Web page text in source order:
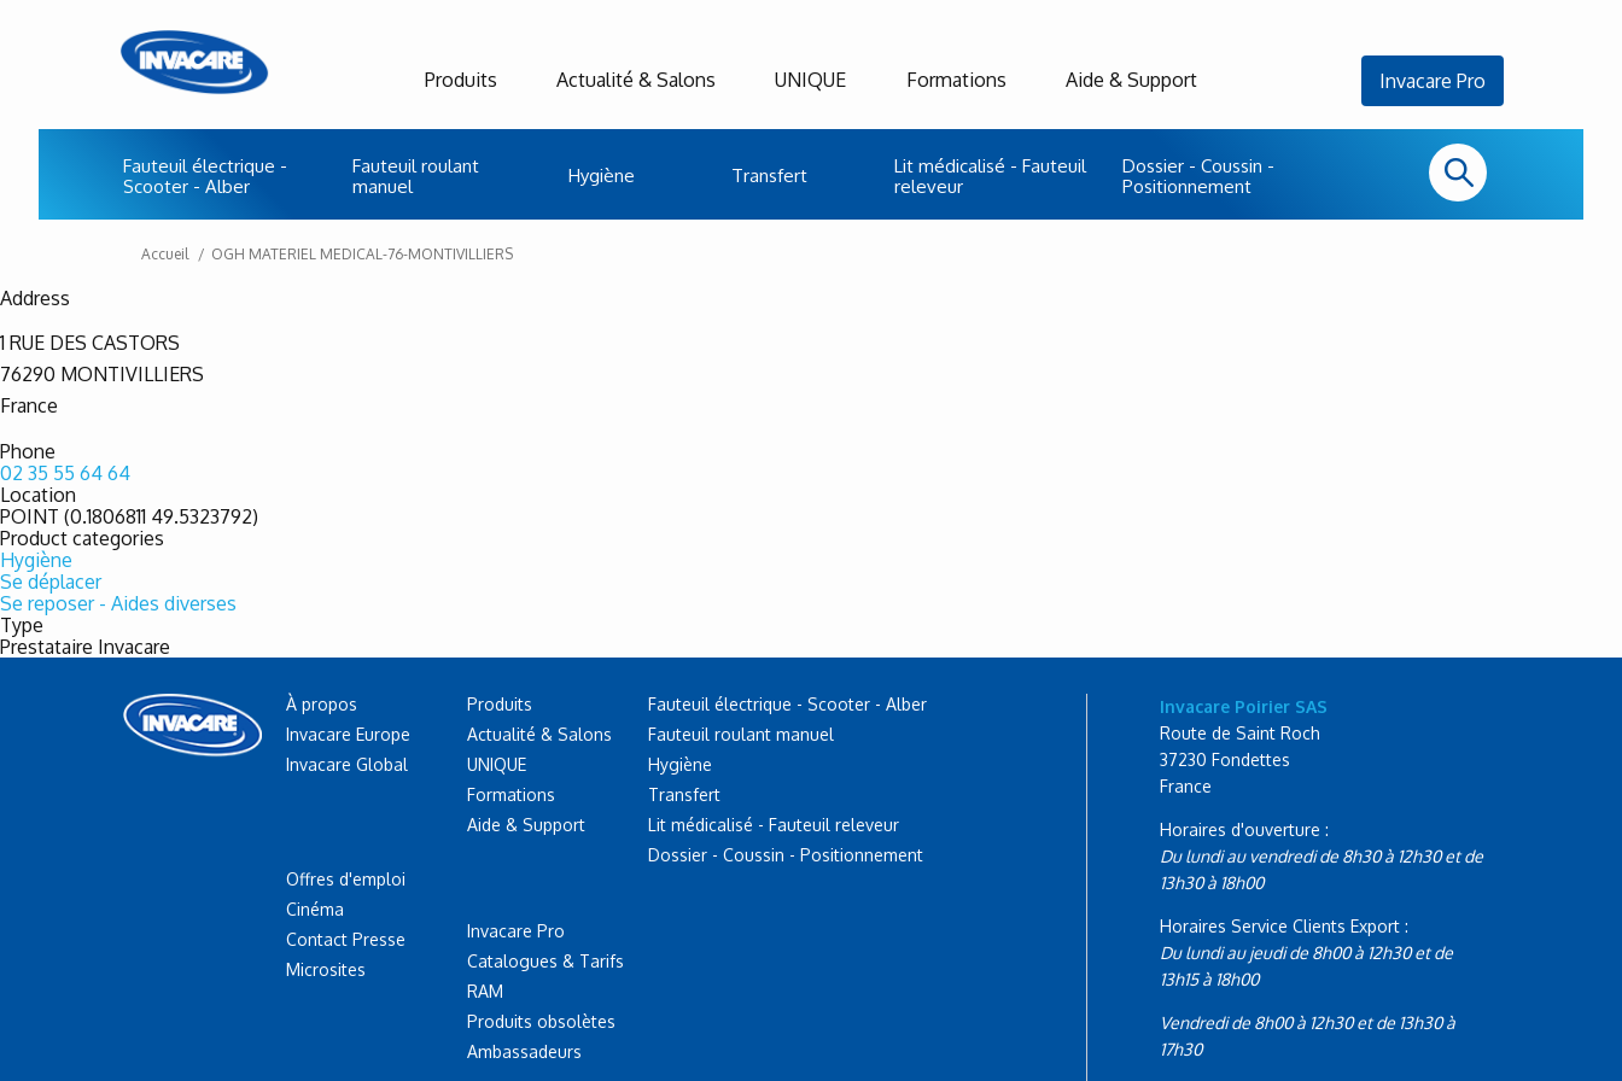
Produits
Fauteuil électrique -
Scooter - Alber
Fauteuil roulant
manuel
Hygiène Transfert
Lit médicalisé - Fauteuil
releveur
Dossier - Coussin -
Positionnement
Actualité & Salons UNIQUE Formations Aide & Support Invacare Pro
Accueil OGH MATERIEL MEDICAL-76-MONTIVILLIERS
Address
1 RUE DES CASTORS
76290 MONTIVILLIERS
France
Phone
02 35 55 64 64
Location
POINT (0.1806811 49.5323792)
Product categories
Hygiène
Se déplacer
Se reposer - Aides diverses
Type
Prestataire Invacare
À propos
Invacare Europe
Invacare Global
Offres d'emploi
Cinéma
Contact Presse
Microsites
Produits
Actualité & Salons
UNIQUE
Formations
Aide & Support
Invacare Pro
Catalogues & Tarifs
RAM
Produits obsolètes
Ambassadeurs
Fauteuil électrique - Scooter - Alber
Fauteuil roulant manuel
Hygiène
Transfert
Lit médicalisé - Fauteuil releveur
Dossier - Coussin - Positionnement
Invacare Poirier SAS
Route de Saint Roch
37230 Fondettes
France
Horaires d'ouverture :
Du lundi au vendredi de 8h30 à 12h30 et de
13h30 à 18h00
Horaires Service Clients Export :
Du lundi au jeudi de 8h00 à 12h30 et de
13h15 à 18h00
Vendredi de 8h00 à 12h30 et de 13h30 à
17h30